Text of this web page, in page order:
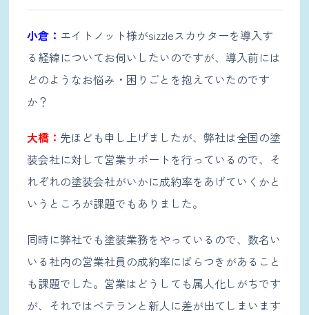
小倉： エイトノット様がsizzleスカウターを導入す
る経緯についてお伺いしたいのですが、導入前には
どのようなお悩み・困りごとを抱えていたのです
か？
大橋： 先ほども申し上げましたが、弊社は全国の塗
装会社に対して営業サポートを行っているので、そ
れぞれの塗装会社がいかに成約率をあげていくかと
いうところが課題でもありました。
同時に弊社でも塗装業務をやっているので、数名い
いる社内の営業社員の成約率にばらつきがあること
も課題でした。営業はどうしても属人化しがちです
が、それではベテランと新人に差が出てしまいます